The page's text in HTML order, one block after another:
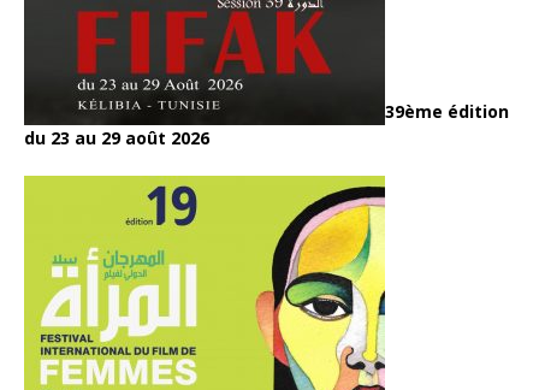
39ème édition
du 23 au 29 août 2026